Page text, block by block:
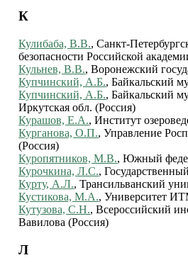
К
Кулибаба, В.В., Санкт-
безопасности Российской
Кульнев, В.В., Воронежский
Купчинский, А.Б., Байкальский
Купчинский, А.Б., Байкальский
Иркутская обл. (Россия)
Курашов, Е.А., Институт
Курганова, О.П., Управление
(Россия)
Куропятников, М.В., Южный
Курочкина, Л.С.,
Курту, А.Л., Трансильванский
Кустикова, М.А., Университет
Кутузова, С.Н., Всероссийский
Вавилова (Россия)
Л